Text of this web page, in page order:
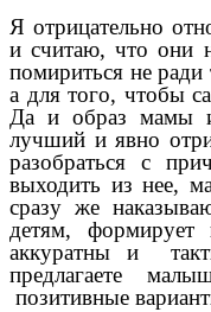
Я отрицательно
и считаю, что они
помириться не ради
а для того, чтобы
Да и образ мамы
лучший и явно
разобраться с
выходить из нее,
сразу же
детям,
аккуратны и
предлагаете
позитивные